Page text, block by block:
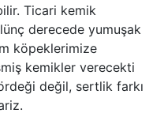
Ticari kemik
derecede yumuşak
köpeklerimize
kemikler verecekti
değil, sertlik farkı